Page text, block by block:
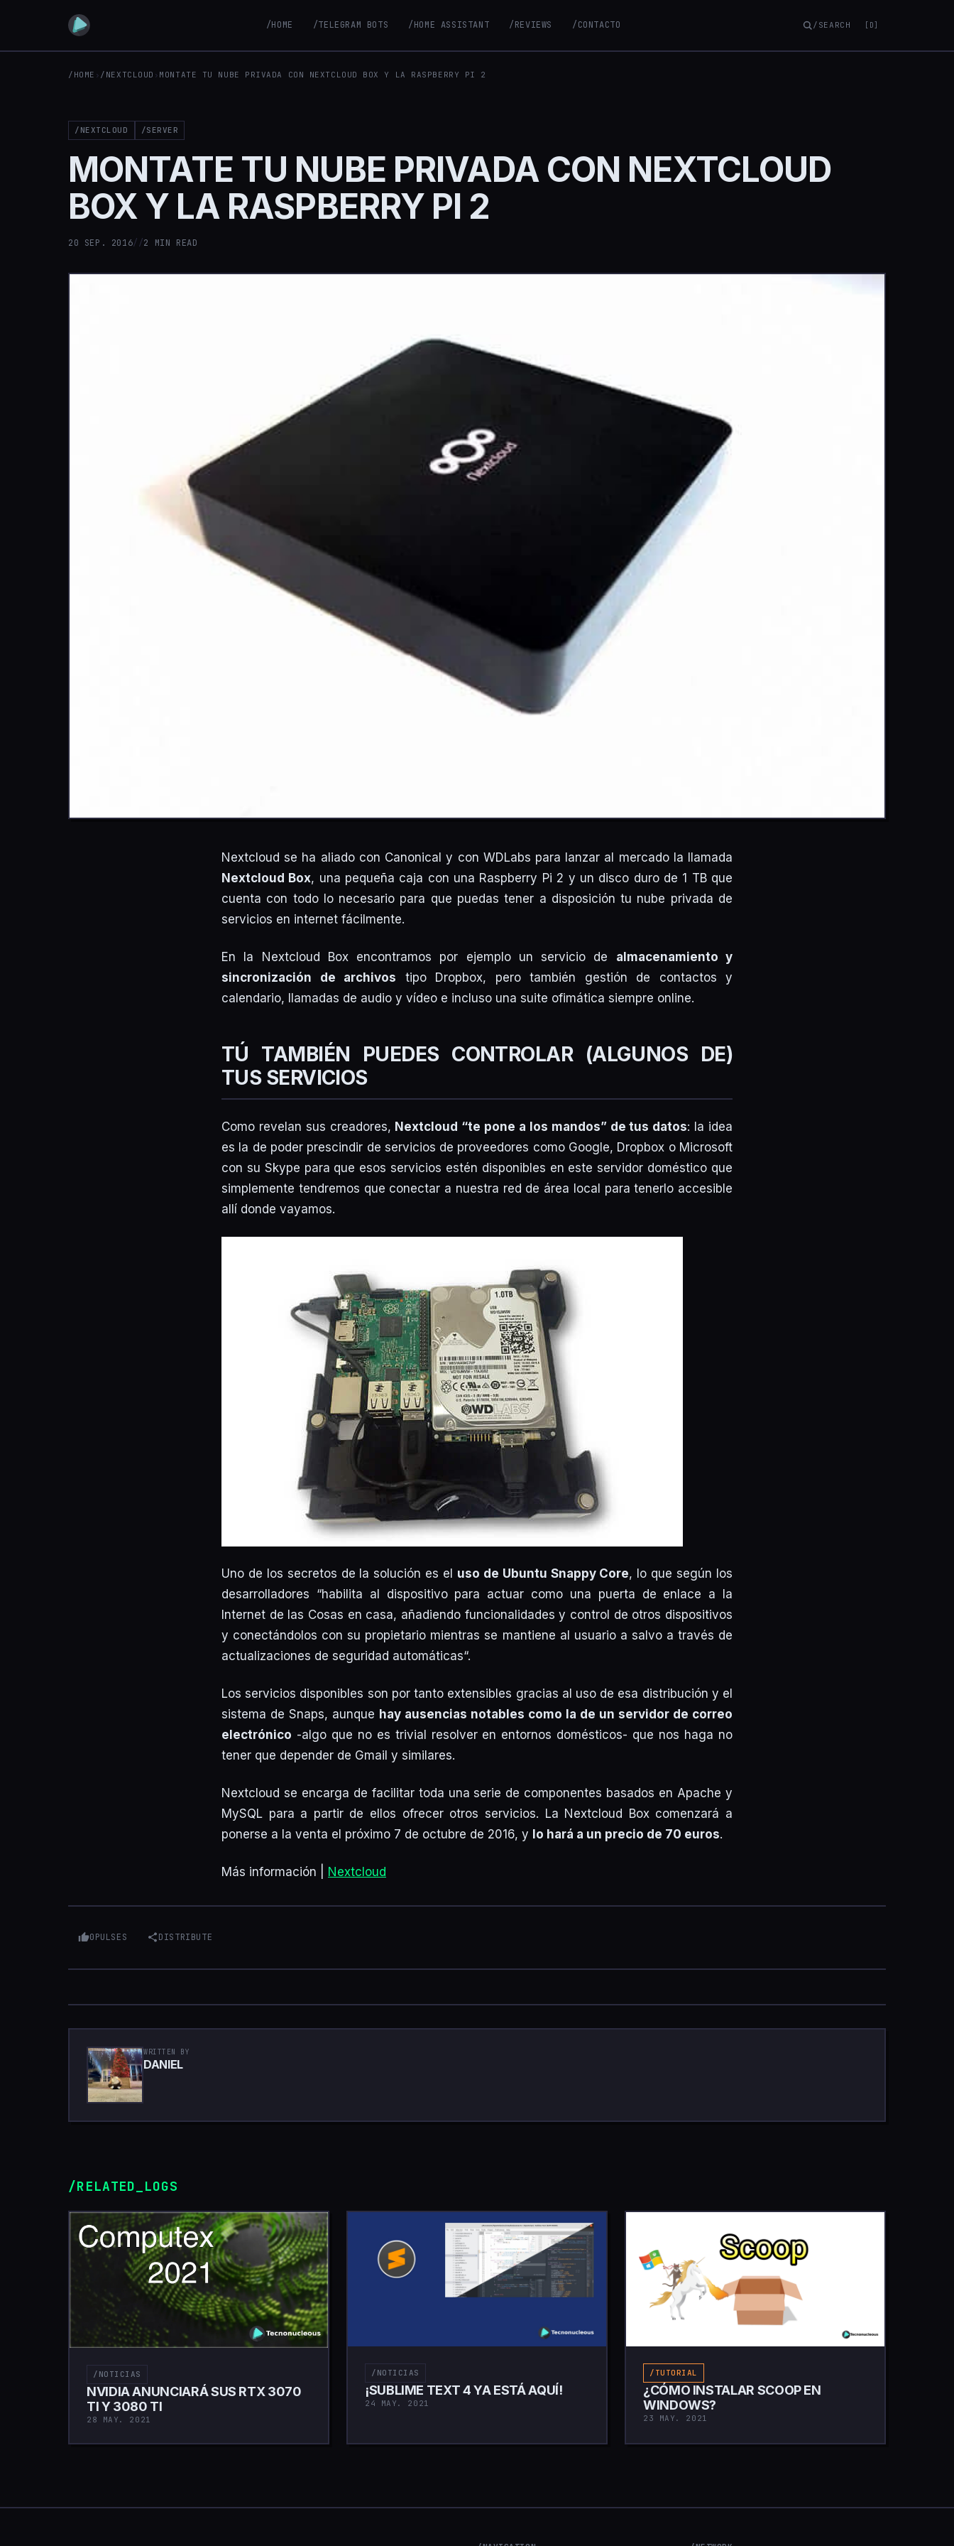
/HOME /TELEGRAM BOTS /HOME ASSISTANT /REVIEWS /CONTACTO /SEARCH [D]
/HOME › /NEXTCLOUD › MONTATE TU NUBE PRIVADA CON NEXTCLOUD BOX Y LA RASPBERRY PI 2
/NEXTCLOUD /SERVER
MONTATE TU NUBE PRIVADA CON NEXTCLOUD
BOX Y LA RASPBERRY PI 2
20 SEP. 2016//2 MIN READ
Nextcloud se ha aliado con Canonical y con WDLabs para lanzar al mercado la llamada
Nextcloud Box, una pequeña caja con una Raspberry Pi 2 y un disco duro de 1 TB que
cuenta con todo lo necesario para que puedas tener a disposición tu nube privada de
servicios en internet fácilmente.
En la Nextcloud Box encontramos por ejemplo un servicio de almacenamiento y
sincronización de archivos tipo Dropbox, pero también gestión de contactos y
calendario, llamadas de audio y vídeo e incluso una suite ofimática siempre online.
TÚ TAMBIÉN PUEDES CONTROLAR (ALGUNOS DE)
TUS SERVICIOS
Como revelan sus creadores, Nextcloud “te pone a los mandos” de tus datos: la idea
es la de poder prescindir de servicios de proveedores como Google, Dropbox o Microsoft
con su Skype para que esos servicios estén disponibles en este servidor doméstico que
simplemente tendremos que conectar a nuestra red de área local para tenerlo accesible
allí donde vayamos.
Uno de los secretos de la solución es el uso de Ubuntu Snappy Core, lo que según los
desarrolladores “habilita al dispositivo para actuar como una puerta de enlace a la
Internet de las Cosas en casa, añadiendo funcionalidades y control de otros dispositivos
y conectándolos con su propietario mientras se mantiene al usuario a salvo a través de
actualizaciones de seguridad automáticas“.
Los servicios disponibles son por tanto extensibles gracias al uso de esa distribución y el
sistema de Snaps, aunque hay ausencias notables como la de un servidor de correo
electrónico -algo que no es trivial resolver en entornos domésticos- que nos haga no
tener que depender de Gmail y similares.
Nextcloud se encarga de facilitar toda una serie de componentes basados en Apache y
MySQL para a partir de ellos ofrecer otros servicios. La Nextcloud Box comenzará a
ponerse a la venta el próximo 7 de octubre de 2016, y lo hará a un precio de 70 euros.
Más información | Nextcloud
0PULSES DISTRIBUTE
WRITTEN BY
DANIEL
/RELATED_LOGS
/NOTICIAS
NVIDIA ANUNCIARÁ SUS RTX 3070
TI Y 3080 TI
28 MAY. 2021
/NOTICIAS
¡SUBLIME TEXT 4 YA ESTÁ AQUÍ!
24 MAY. 2021
/TUTORIAL
¿CÓMO INSTALAR SCOOP EN
WINDOWS?
23 MAY. 2021